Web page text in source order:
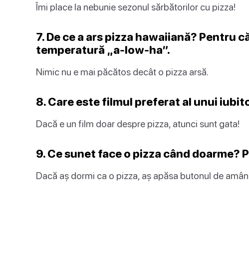
Îmi place la nebunie sezonul sărbătorilor cu pizza!
7. De ce a ars pizza hawaiiană? Pentru
temperatură „a-low-ha”.
Nimic nu e mai păcătos decât o pizza arsă.
8. Care este filmul preferat al unui
Dacă e un film doar despre pizza, atunci sunt gata!
9. Ce sunet face o pizza când doarme?
Dacă aș dormi ca o pizza, aș apăsa butonul de